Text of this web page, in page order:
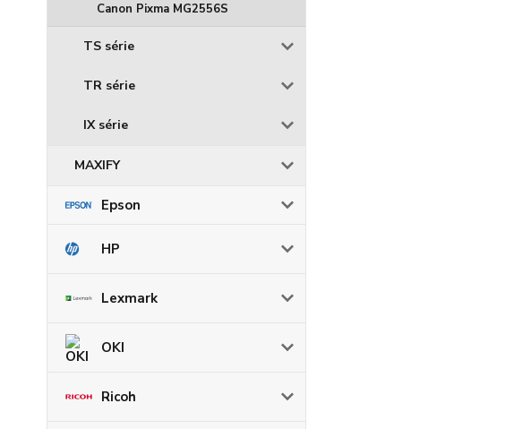
Canon Pixma MG2556S
TS série
TR série
IX série
MAXIFY
Epson
HP
Lexmark
OKI
Ricoh